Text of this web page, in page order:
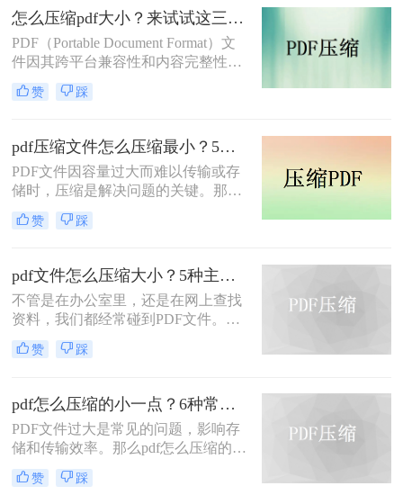
4种常用的PDF压缩方法，帮助您快速
减小文件大小。
怎么压缩pdf大小？来试试这三种压缩方式！
PDF（Portable Document Format）文
件因其跨平台兼容性和内容完整性而
广泛应用于各种场合。然而，随着
PDF文件中包含的图片、图表、字体
大，给存储和传输带来了不便。那么
怎么压缩pdf大小呢？为了解决这个问
题，本文将介绍三种压缩PDF大小的
方法。
赞 踩
pdf压缩文件怎么压缩最小？5个常用方法全解析！
PDF文件因容量过大而难以传输或存
储时，压缩是解决问题的关键。那么
pdf压缩文件怎么压缩最小呢？本文将
介绍几种高效压缩PDF的方法，帮助
赞 踩
pdf文件怎么压缩大小？5种主流压缩方法分享！
不管是在办公室里，还是在网上查找
资料，我们都经常碰到PDF文件。在
工作中，发送邮件需要PDF文件格
式，但太大的PDF文件也是一个棘手
被限制为5M，否则就发送不了。若能
pdf文件怎么压缩大小，那就可轻松上
传。在今天，我们将分享两种简单的
pdf文件压缩方式。
赞 踩
pdf怎么压缩的小一点？6种常用方案详解！
PDF文件过大是常见的问题，影响存
储和传输效率。那么pdf怎么压缩的小
一点呢？本文将详解6种主流压缩方
案，助你快速解决文件体积过大的困
赞 踩